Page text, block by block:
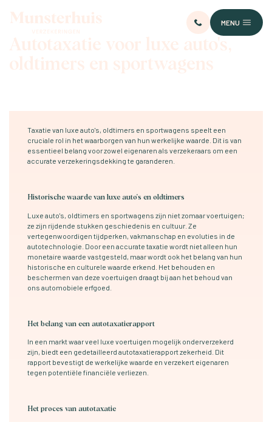
MENU
Autotaxatie voor luxe auto's,
oldtimers en sportwagens
Taxatie van luxe auto's, oldtimers en sportwagens speelt een
cruciale rol in het waarborgen van hun werkelijke waarde. Dit is van
essentieel belang voor zowel eigenaren als verzekeraars om een
accurate verzekeringsdekking te garanderen.
Historische waarde van luxe auto's en oldtimers
Luxe auto's, oldtimers en sportwagens zijn niet zomaar voertuigen;
ze zijn rijdende stukken geschiedenis en cultuur. Ze
vertegenwoordigen tijdperken, vakmanschap en evoluties in de
autotechnologie. Door een accurate taxatie wordt niet alleen hun
monetaire waarde vastgesteld, maar wordt ook het belang van hun
historische en culturele waarde erkend. Het behouden en
beschermen van deze voertuigen draagt bij aan het behoud van
ons automobiele erfgoed.
Het belang van een autotaxatierapport
In een markt waar veel luxe voertuigen mogelijk onderverzekerd
zijn, biedt een gedetailleerd autotaxatierapport zekerheid. Dit
rapport bevestigt de werkelijke waarde en verzekert eigenaren
tegen potentiële financiële verliezen.
Het proces van autotaxatie